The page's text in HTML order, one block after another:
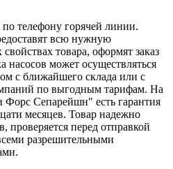
телефону горячей линии.
всю нужную
товара, оформят заказ
насосов может осуществляться
с ближайшего склада или с
по выгодным тарифам. На
Сепарейшн" есть гарантия
месяцев. Товар надежно
проверяется перед отправкой
разрешительными